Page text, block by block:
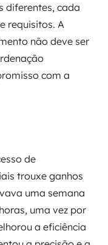
diferentes, cada
requisitos. A
não deve ser
com a
de
trouxe ganhos
uma semana
uma vez por
a eficiência